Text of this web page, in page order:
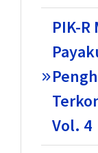
PIK-R
Vol. 4